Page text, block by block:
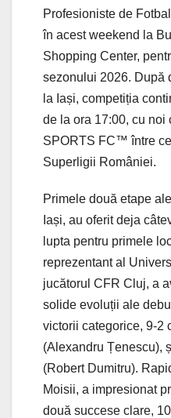
Profesioniste de
în acest weekend la
Shopping Center,
sezonului 2026. După
la Iași, competiția
de la ora 17:00, cu noi
SPORTS FC™ între
Superligii României.
Primele două etape
Iași, au oferit deja
lupta pentru primele
reprezentant al
jucătorul CFR Cluj, a
solide evoluții ale
victorii categorice, 9-2
(Alexandru Țenescu),
(Robert Dumitru).
Moisii, a impresionat
două succese clare,